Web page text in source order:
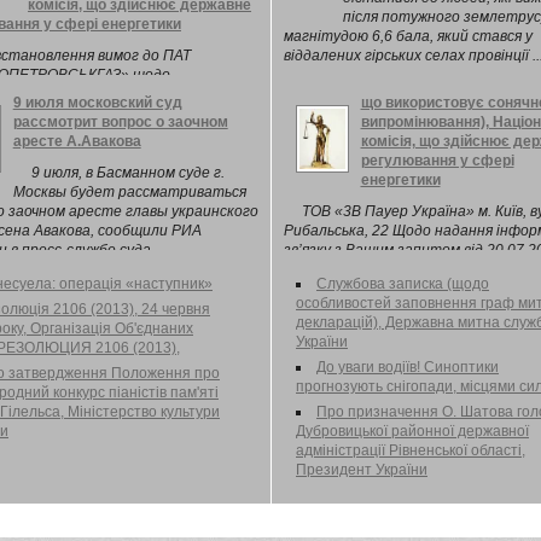
комісія, що здійснює державне
у сфері енергетики
вимог до ПАТ
щодо
інших, крім ліцензованих, видів
Відповідно до Закону України
монополії» ( 1682-14 ), Указу
України від 23.11.2011 № 1059 (
) «Про Національну комісію, що
державне регулювання у сфері
Ліцензійних умов
господарської діяльності з
природного, нафтового газу і
постановою НКРЕ від
№ 12, Порядку встановлення
ліцензіатів з розподілу
і нафтового газу( z1076-06 ), з
природного і нафтового
трубопроводами, з
нафти та
магістральними
з передачі електричної
енергії місцевими (локальними)
9 июля московский суд
рассмотрит вопрос о заочном
аресте А.Авакова
9 июля, в Басманном суде г.
Москвы будет рассматриваться
заочном аресте главы украинского
Авакова, сообщили РИА
в пресс-службе суда.
операція «наступник»
2106 (2013), 24 червня
Організація Об'єднаних
2106 (2013),
затвердження Положення про
конкурс піаністів пам'яті
Міністерство культури
після потужного
магнітудою 6,6 бала, який стався у
віддалених гірських селах провінції ...
що використовує
випромінювання),
комісія, що здійснює
регулювання у сфері
енергетики
ТОВ «3В Пауер Україна» м. Київ,
Рибальська, 22 Щодо надання
зв’язку з Вашим запитом від
встановлення «зеленого» тарифу
об’єкту електроенергетики, що
використовує сонячне
Національна комісія, що здійснює
регулювання у сфері енергетики,
повідомляє.
Службова записка (щодо
особливостей заповнення граф
декларацій), Державна митна
України
До уваги водіїв! Синоптики
прогнозують снігопади, місцями
Про призначення О. Шатова
Дубровицької районної державної
адміністрації Рівненської області,
Президент України